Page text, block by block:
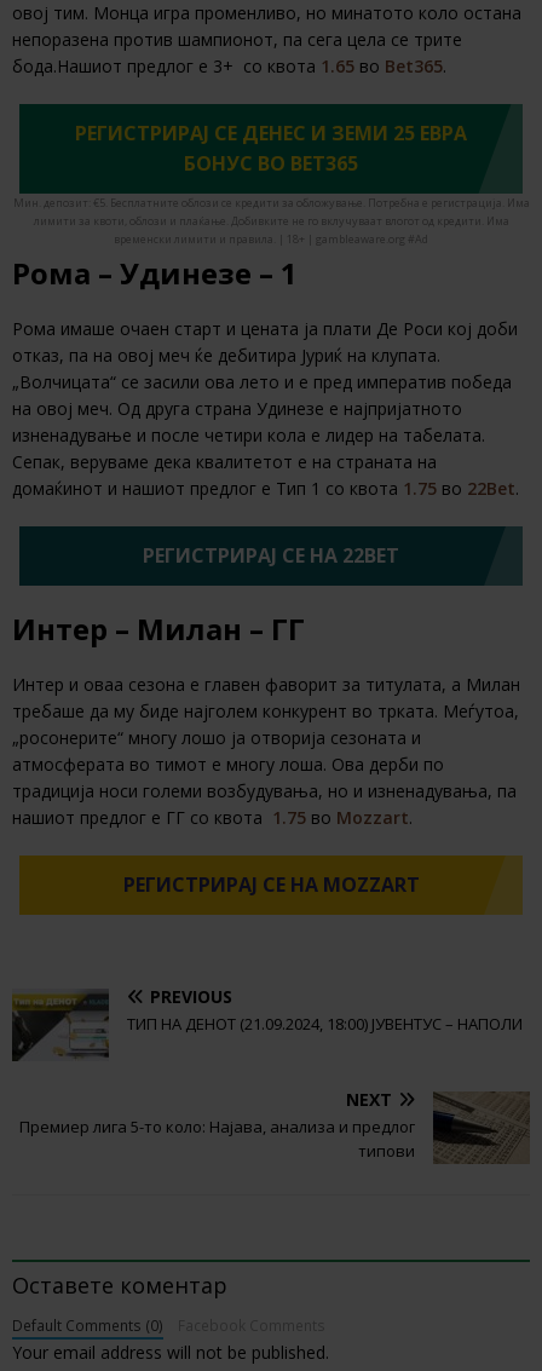
овој тим. Монца игра променливо, но минатото коло остана
непоразена против шампионот, па сега цела се трите
бода.Нашиот предлог е 3+ со квота 1.65 во Bet365.
РЕГИСТРИРАЈ СЕ ДЕНЕС И ЗЕМИ 25 ЕВРА
БОНУС ВО BET365
Мин. депозит: €5. Бесплатните облози се кредити за обложување. Потребна е регистрација. Има
лимити за квоти, облози и плаќање. Добивките не го вклучуваат влогот од кредити. Има
временски лимити и правила. | 18+ | gambleaware.org #Ad
Рома – Удинезе – 1
Рома имаше очаен старт и цената ја плати Де Роси кој доби
отказ, па на овој меч ќе дебитира Јуриќ на клупата.
„Волчицата“ се засили ова лето и е пред императив победа
на овој меч. Од друга страна Удинезе е најпријатното
изненадување и после четири кола е лидер на табелата.
Сепак, веруваме дека квалитетот е на страната на
домаќинот и нашиот предлог е Тип 1 со квота 1.75 во 22Bet.
РЕГИСТРИРАЈ СЕ НА 22BET
Интер – Милан – ГГ
Интер и оваа сезона е главен фаворит за титулата, а Милан
требаше да му биде најголем конкурент во трката. Меѓутоа,
„росонерите“ многу лошо ја отворија сезоната и
атмосферата во тимот е многу лоша. Ова дерби по
традиција носи големи возбудувања, но и изненадувања, па
нашиот предлог е ГГ со квота 1.75 во Mozzart.
РЕГИСТРИРАЈ СЕ НА MOZZART
PREVIOUS
ТИП НА ДЕНОТ (21.09.2024, 18:00) ЈУВЕНТУС – НАПОЛИ
NEXT
Премиер лига 5-то коло: Најава, анализа и предлог
типови
Оставете коментар
Default Comments (0)
Your email address will not be published.